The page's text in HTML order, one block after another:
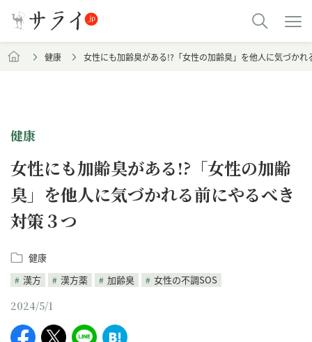
健康 女性にも加齢臭がある!?「女性の加齢臭」を他人に気づかれ
健康
女性にも加齢臭がある!?「女性の加齢
臭」を他人に気づかれる前にやるべき
対策３つ
健康
漢方
漢方薬 加齢臭 女性の不調SOS
2024/5/1